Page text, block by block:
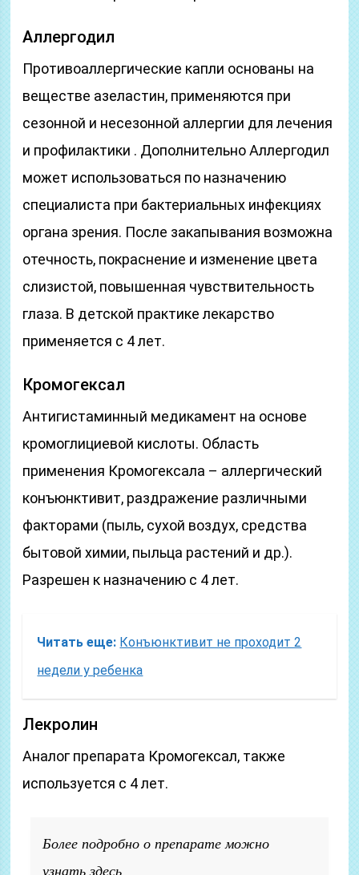
Аллергодил
Противоаллергические капли основаны на
веществе азеластин, применяются при
сезонной и несезонной аллергии для лечения
и профилактики . Дополнительно Аллергодил
может использоваться по назначению
специалиста при бактериальных инфекциях
органа зрения. После закапывания возможна
отечность, покраснение и изменение цвета
слизистой, повышенная чувствительность
глаза. В детской практике лекарство
применяется с 4 лет.
Кромогексал
Антигистаминный медикамент на основе
кромоглициевой кислоты. Область
применения Кромогексала – аллергический
конъюнктивит, раздражение различными
факторами (пыль, сухой воздух, средства
бытовой химии, пыльца растений и др.).
Разрешен к назначению с 4 лет.
Читать еще: Конъюнктивит не проходит 2
недели у ребенка
Лекролин
Аналог препарата Кромогексал, также
используется с 4 лет.
Более подробно о препарате можно
узнать здесь